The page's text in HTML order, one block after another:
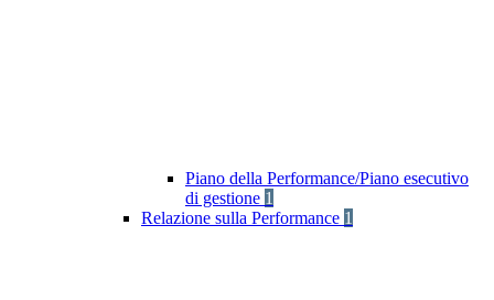
Piano della Performance/Piano esecutivo
di gestione 1
Relazione sulla Performance 1